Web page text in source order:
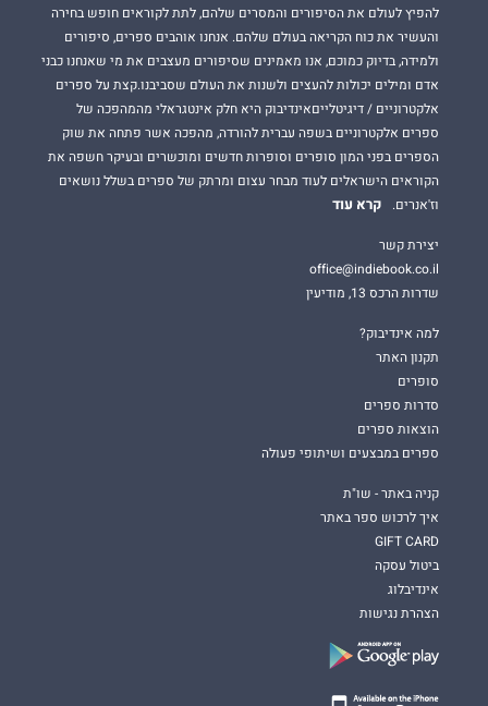
להפיץ לעולם את הסיפורים והמסרים שלהם, לתת לקוראים חופש בחירה
והעשיר את כוח הקריאה בעולם שלהם. אנחנו אוהבים ספרים, סיפורים
ולמידה, בדיוק כמוכם, אנו מאמינים שסיפורים מעצבים את מי שאנחנו כבני
אדם ומילים יכולות להעצים ולשנות את העולם שסביבנו.קצת על ספרים
אלקטרוניים / דיגיטלייםאינדיבוק היא חלק אינטגראלי מהמהפכה של
ספרים אלקטרוניים בשפה עברית להורדה, מהפכה אשר פתחה את שוק
הספרים בפני המון סופרים וסופרות חדשים ומוכשרים ובעיקר חשפה את
הקוראים הישראלים לעוד מבחר עצום ומרתק של ספרים בשלל נושאים
וז'אנרים.
קרא עוד
יצירת קשר
office@indiebook.co.il
שדרות הרכס 13, מודיעין
למה אינדיבוק?
תקנון האתר
סופרים
סדרות ספרים
הוצאות ספרים
ספרים במבצעים ושיתופי פעולה
קניה באתר - שו"ת
איך לרכוש ספר באתר
GIFT CARD
ביטול עסקה
אינדיבלוג
הצהרת נגישות